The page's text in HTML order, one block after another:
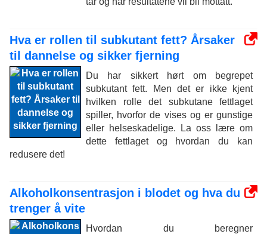
Hva er rollen til subkutant fett? Årsaker
til dannelse og sikker fjerning
Du har sikkert hørt om begrepet
subkutant fett. Men det er ikke kjent
hvilken rolle det subkutane fettlaget
spiller, hvorfor de vises og er gunstige
eller helseskadelige. La oss lære om
dette fettlaget og hvordan du kan
redusere det!
Alkoholkonsentrasjon i blodet og hva du
trenger å vite
Hvordan du beregner